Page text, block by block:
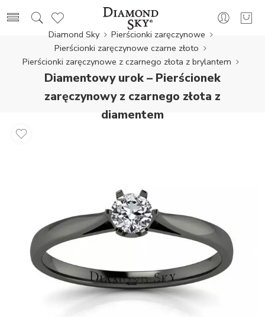
Diamond Sky
Pierścionki zaręczynowe
Pierścionki zaręczynowe czarne złoto
Pierścionki zaręczynowe z czarnego złota z brylantem
Diamentowy urok – Pierścionek
zaręczynowy z czarnego złota z
diamentem